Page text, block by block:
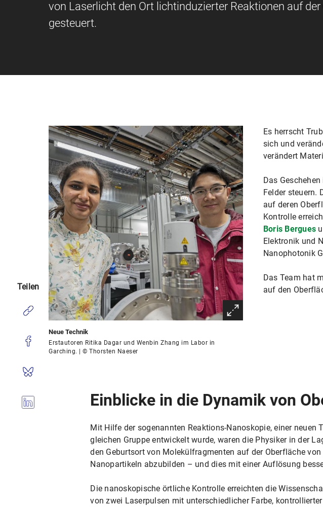
von Laserlicht den Ort lichtinduzierter Reaktionen auf
gesteuert.
Neue Technik
Erstautoren Ritika Dagar und Wenbin Zhang im Labor in
Garching. | © Thorsten Naeser
Es herrscht
sich und
verändert
Das
Felder steuern.
auf deren
Kontrolle
Boris Bergues
Elektronik und
Nanophotonik
Das Team hat
auf den
Einblicke in die Dynamik von
Mit Hilfe der sogenannten Reaktions-Nanoskopie, einer neuen
gleichen Gruppe entwickelt wurde, waren die Physiker in der
den Geburtsort von Molekülfragmenten auf der Oberfläche
Nanopartikeln abzubilden – und dies mit einer Auflösung
Die nanoskopische örtliche Kontrolle erreichten die
von zwei Laserpulsen mit unterschiedlicher Farbe,
Teilen